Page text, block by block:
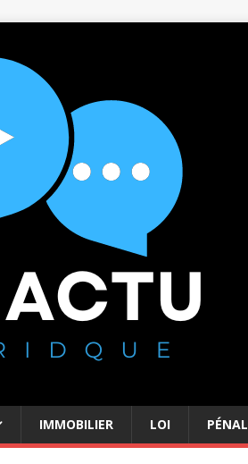
IMMOBILIER LOI PÉNAL